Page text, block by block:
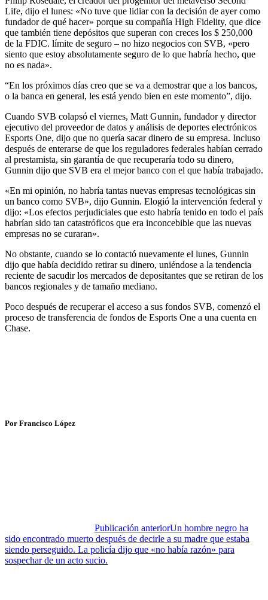
Life, dijo el lunes: «No tuve que lidiar con la decisión de ayer como
fundador de qué hacer» porque su compañía High Fidelity, que dice
que también tiene depósitos que superan con creces los $ 250,000
de la FDIC. límite de seguro – no hizo negocios con SVB, «pero
siento que estoy absolutamente seguro de lo que habría hecho, que
no es nada».
“En los próximos días creo que se va a demostrar que a los bancos,
o la banca en general, les está yendo bien en este momento”, dijo.
Cuando SVB colapsó el viernes, Matt Gunnin, fundador y director
ejecutivo del proveedor de datos y análisis de deportes electrónicos
Esports One, dijo que no quería sacar dinero de su empresa. Incluso
después de enterarse de que los reguladores federales habían cerrado
al prestamista, sin garantía de que recuperaría todo su dinero,
Gunnin dijo que SVB era el mejor banco con el que había trabajado.
«En mi opinión, no habría tantas nuevas empresas tecnológicas sin
un banco como SVB», dijo Gunnin. Elogió la intervención federal y
dijo: «Los efectos perjudiciales que esto habría tenido en todo el país
habrían sido tan catastróficos que era inconcebible que las nuevas
empresas no se curaran».
No obstante, cuando se lo contactó nuevamente el lunes, Gunnin
dijo que había decidido retirar su dinero, uniéndose a la tendencia
reciente de sacudir los mercados de depositantes que se retiran de los
bancos regionales y de tamaño mediano.
Poco después de recuperar el acceso a sus fondos SVB, comenzó el
proceso de transferencia de fondos de Esports One a una cuenta en
Chase.
Por Francisco López
Publicación anteriorUn hombre negro ha
sido encontrado muerto después de decirle a su madre que estaba
siendo perseguido. La policía dijo que «no había razón» para
sospechar de un acto sucio.